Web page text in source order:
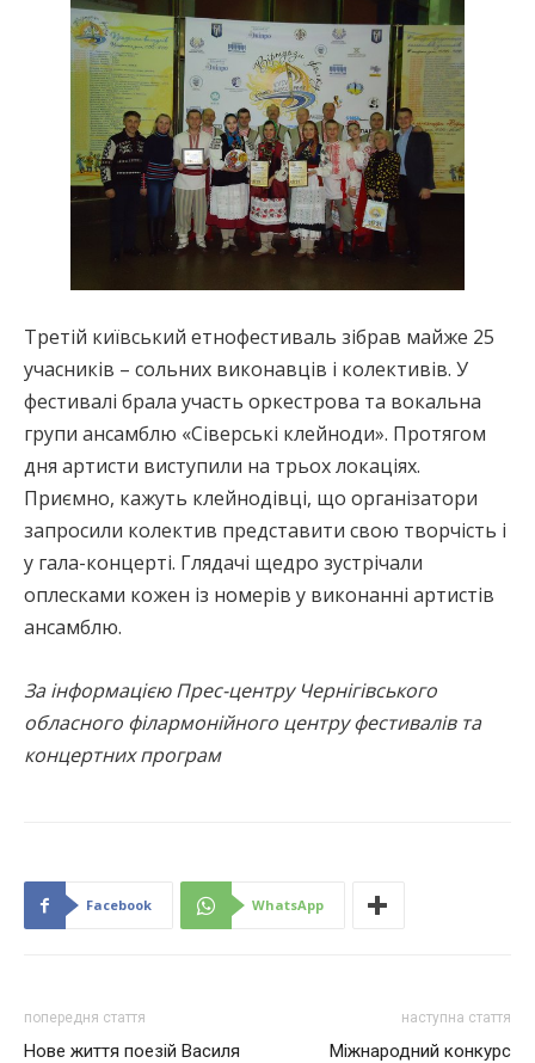
Третій київський етнофестиваль зібрав майже 25
учасників – сольних виконавців і колективів. У
фестивалі брала участь оркестрова та вокальна
групи ансамблю «Сіверські клейноди». Протягом
дня артисти виступили на трьох локаціях.
Приємно, кажуть клейнодівці, що організатори
запросили колектив представити свою творчість і
у гала-концерті. Глядачі щедро зустрічали
оплесками кожен із номерів у виконанні артистів
ансамблю.
За інформацією Прес-центру Чернігівського
обласного філармонійного центру фестивалів та
концертних програм
Facebook WhatsApp
попередня стаття
Нове життя поезій Василя
наступна стаття
Міжнародний конкурс